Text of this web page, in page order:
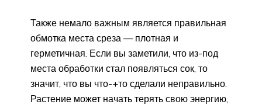
Также немало важным является правильная
обмотка места среза — плотная и
герметичная. Если вы заметили, что из-под
места обработки стал появляться сок, то
значит, что вы что-+то сделали неправильно.
Растение может начать терять свою энергию,